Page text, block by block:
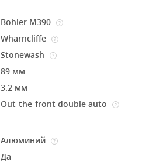
Bohler M390 ?
Wharncliffe ?
Stonewash ?
89 мм
3.2 мм
Out-the-front double auto ?
Алюминий ?
Да